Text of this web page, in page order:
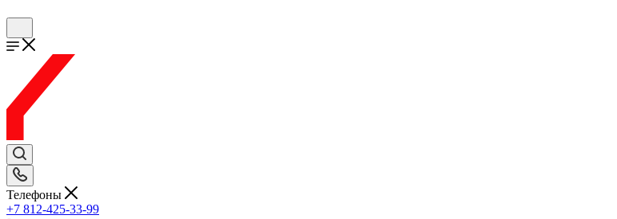
Телефоны
+7 812-425-33-99